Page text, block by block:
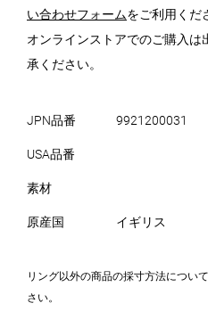
い合わせフォームをご利用くだ
オンラインストアでのご購入は
承ください。
JPN品番 9921200031
USA品番
素材
原産国 イギリス
リング以外の商品の採寸方法につい
さい。